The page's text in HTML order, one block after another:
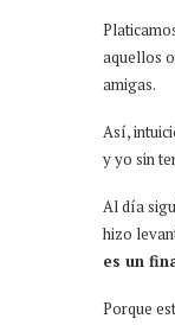
aquellos
amigas.
Así,
y yo sin
Al día
hizo
es un
Porque